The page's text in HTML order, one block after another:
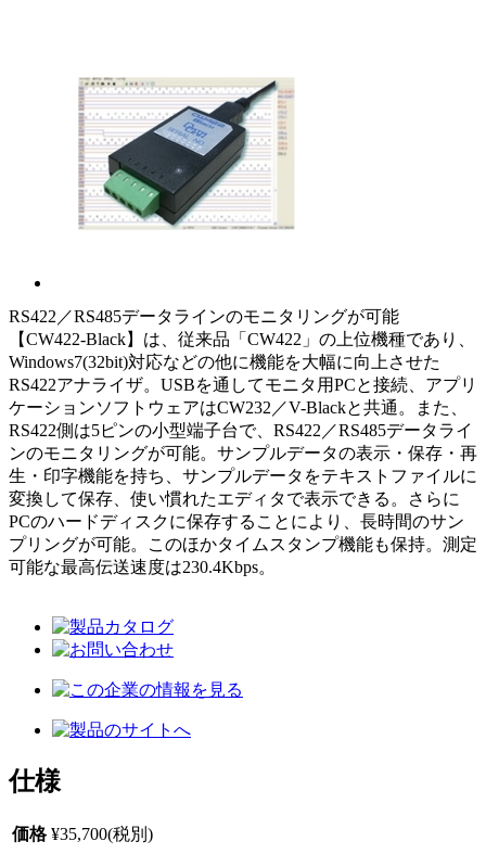
RS422／RS485データラインのモニタリングが可能
【CW422-Black】は、従来品「CW422」の上位機種であり、
Windows7(32bit)対応などの他に機能を大幅に向上させた
RS422アナライザ。USBを通してモニタ用PCと接続、アプリ
ケーションソフトウェアはCW232／V-Blackと共通。また、
RS422側は5ピンの小型端子台で、RS422／RS485データライ
ンのモニタリングが可能。サンプルデータの表示・保存・再
生・印字機能を持ち、サンプルデータをテキストファイルに
変換して保存、使い慣れたエディタで表示できる。さらに
PCのハードディスクに保存することにより、長時間のサン
プリングが可能。このほかタイムスタンプ機能も保持。測定
可能な最高伝送速度は230.4Kbps。
仕様
価格 ¥35,700(税別)